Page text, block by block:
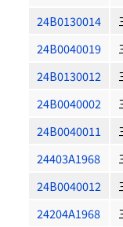
24B0130014
24B0040019
24B0130012
24B0040002
24B0040011
24403A1968
24B0040012
24204A1968